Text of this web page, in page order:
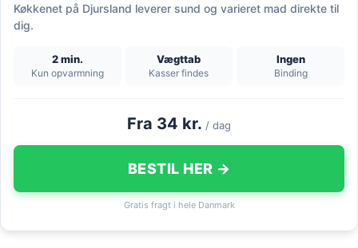
Køkkenet på Djursland leverer sund og varieret mad direkte til
dig.
2 min.
Kun opvarmning
Vægttab
Kasser findes
Ingen
Binding
Fra 34 kr. / dag
BESTIL HER →
Gratis fragt i hele Danmark